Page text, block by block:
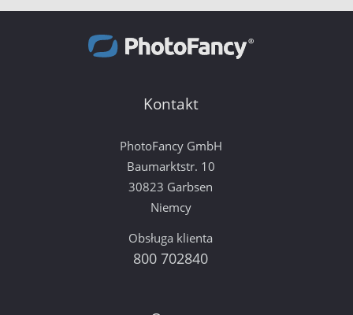
Kontakt
PhotoFancy GmbH
Baumarktstr. 10
30823 Garbsen
Niemcy
Obsługa klienta
800 702840